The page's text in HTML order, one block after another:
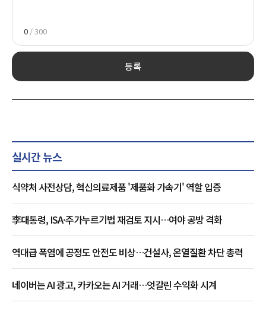
0 / 300
등록
실시간 뉴스
식약처 사전상담, 혁신의료제품 '제품화 가속기' 역할 입증
李대통령, ISA·주가누르기법 재검토 지시…여야 공방 격화
역대급 폭염에 공정도 안전도 비상…건설사, 온열질환 차단 총력
네이버는 AI 광고, 카카오는 AI 거래…엇갈린 수익화 시계